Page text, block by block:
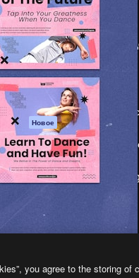
ИИ
и
Новое
файлов
доверия
Reviews
Вакансии
Поиск
Блог
События
Slidesgo
Продайте
контент
прессы
Ищете
you agree to the storing